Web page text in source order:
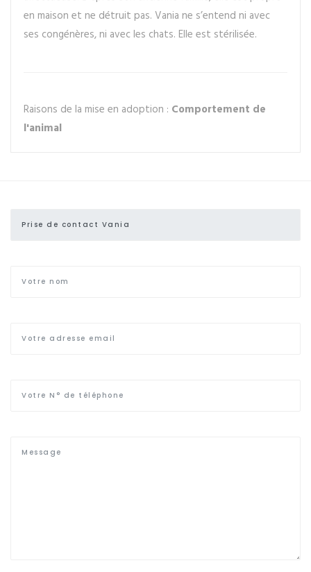
en maison et ne détruit pas. Vania ne s’entend ni avec
ses congénères, ni avec les chats. Elle est stérilisée.
Raisons de la mise en adoption : Comportement de
l'animal